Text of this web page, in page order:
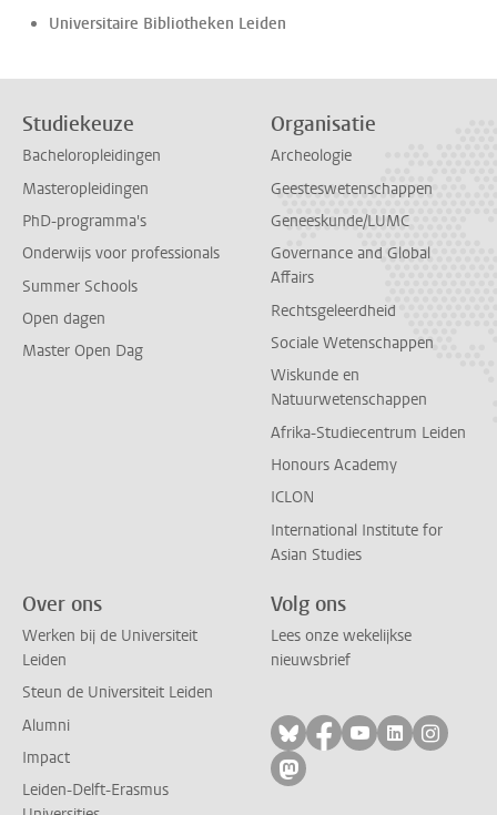
Universitaire Bibliotheken Leiden
Studiekeuze
Bacheloropleidingen
Masteropleidingen
PhD-programma's
Onderwijs voor professionals
Summer Schools
Open dagen
Master Open Dag
Organisatie
Archeologie
Geesteswetenschappen
Geneeskunde/LUMC
Governance and Global
Affairs
Rechtsgeleerdheid
Sociale Wetenschappen
Wiskunde en
Natuurwetenschappen
Afrika-Studiecentrum Leiden
Honours Academy
ICLON
International Institute for
Asian Studies
Over ons
Werken bij de Universiteit
Leiden
Steun de Universiteit Leiden
Alumni
Impact
Leiden-Delft-Erasmus
Volg ons
Lees onze wekelijkse
nieuwsbrief
Volg ons op bluesky
Volg ons op
Volg ons op
Volg ons
Volg
Volg ons op mastodon